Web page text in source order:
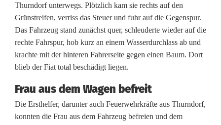
r
k
e
h
r
s
Thurndorf unterwegs. Plötzlich kam sie rechts auf den
Grünstreifen, verriss das Steuer und fuhr auf die Gegenspur.
Das Fahrzeug stand zunächst quer, schleuderte wieder auf die
rechte Fahrspur, hob kurz an einem Wasserdurchlass ab und
krachte mit der hinteren Fahrerseite gegen einen Baum. Dort
blieb der Fiat total beschädigt liegen.
Frau aus dem Wagen befreit
Die Ersthelfer, darunter auch Feuerwehrkräfte aus Thurndorf,
konnten die Frau aus dem Fahrzeug befreien und dem